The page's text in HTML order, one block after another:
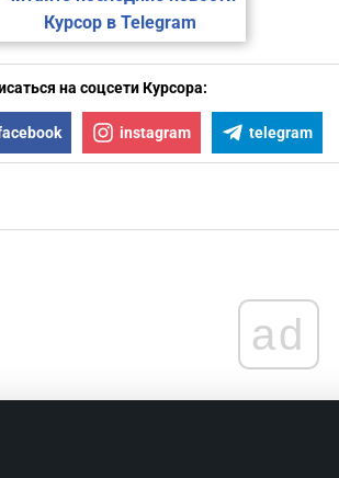
Курсор в Telegram
на соцсети Курсора:
instagram telegram
ad